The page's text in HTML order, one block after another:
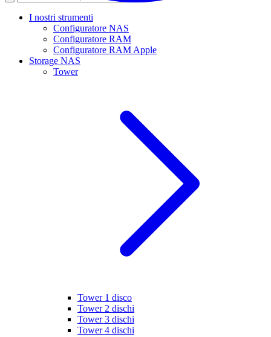
I nostri strumenti
Configuratore NAS
Configuratore RAM
Configuratore RAM Apple
Storage NAS
Tower
Tower 1 disco
Tower 2 dischi
Tower 3 dischi
Tower 4 dischi